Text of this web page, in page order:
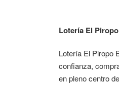
Lotería El
Lotería El Piropo
confianza,
en pleno centro